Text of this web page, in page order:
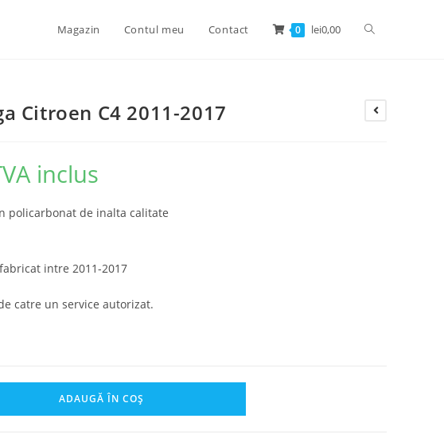
Magazin Contul meu Contact 0 lei0,00
Citroen C4 2011-2017
inclus
policarbonat de inalta calitate
intre 2011-2017
catre un service autorizat.
ADAUGĂ ÎN COȘ